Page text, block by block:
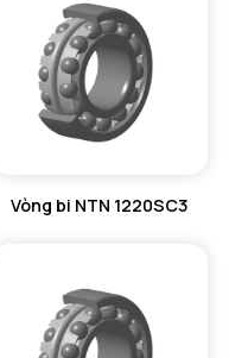
Vòng bi NTN 1220SC3